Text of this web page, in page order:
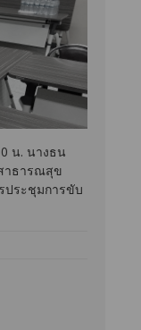
น. นางธน
าธารณสุข
ประชุมการขับ